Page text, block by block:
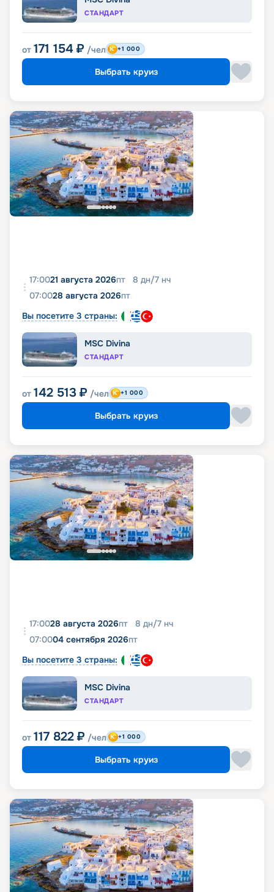
СТАНДАРТ
от 171 154 ₽ /чел +1 000
Выбрать круиз
17:0021 августа 2026пт 8 дн/7 нч
07:0028 августа 2026пт
Вы посетите 3 страны:
MSC Divina
СТАНДАРТ
от 142 513 ₽ /чел +1 000
Выбрать круиз
17:0028 августа 2026пт 8 дн/7 нч
07:0004 сентября 2026пт
Вы посетите 3 страны:
MSC Divina
СТАНДАРТ
от 117 822 ₽ /чел +1 000
Выбрать круиз